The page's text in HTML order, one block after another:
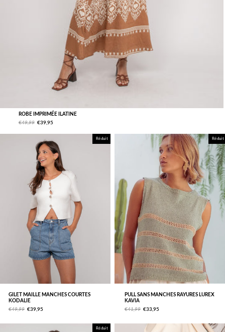
ROBE IMPRIMÉE ILATINE
€49,99 €39,95
Réduit
GILET MAILLE MANCHES COURTES
KODALIE
€49,99 €39,95
Réduit
PULL SANS MANCHES RAYURES LUREX
KAVIA
€41,99 €33,95
Réduit